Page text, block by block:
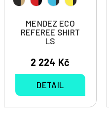
MENDEZ ECO
REFEREE SHIRT
LS
2 224 Kč
DETAIL